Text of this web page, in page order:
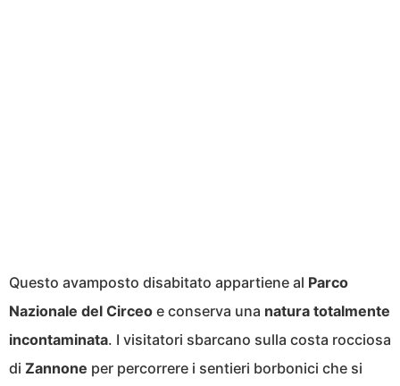
Questo avamposto disabitato appartiene al Parco
Nazionale del Circeo e conserva una natura totalmente
incontaminata. I visitatori sbarcano sulla costa rocciosa
di Zannone per percorrere i sentieri borbonici che si